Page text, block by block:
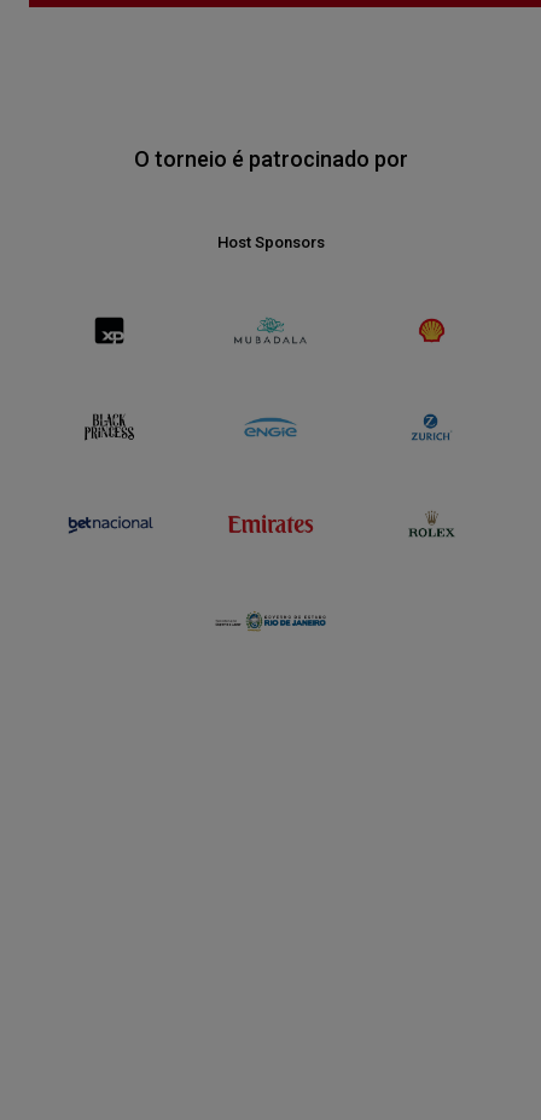
O torneio é patrocinado por
Host Sponsors